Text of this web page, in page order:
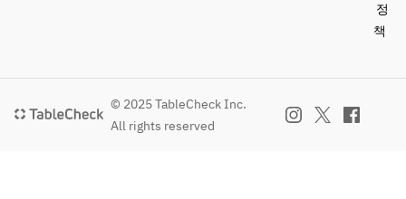
정
책
© 2025 TableCheck Inc.
All rights reserved